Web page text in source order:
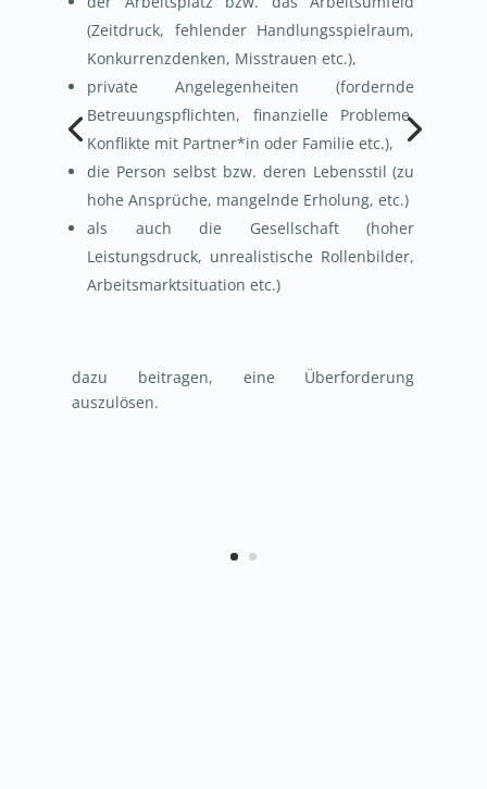
(Zeitdruck, fehlender Handlungsspielraum,
Konkurrenzdenken, Misstrauen etc.),
private Angelegenheiten (fordernde
Betreuungspflichten, finanzielle Probleme,
Konflikte mit Partner*in oder Familie etc.),
die Person selbst bzw. deren Lebensstil (zu
hohe Ansprüche, mangelnde Erholung, etc.)
als auch die Gesellschaft (hoher
Leistungsdruck, unrealistische Rollenbilder,
Arbeitsmarktsituation etc.)
dazu beitragen, eine Überforderung
auszulösen.